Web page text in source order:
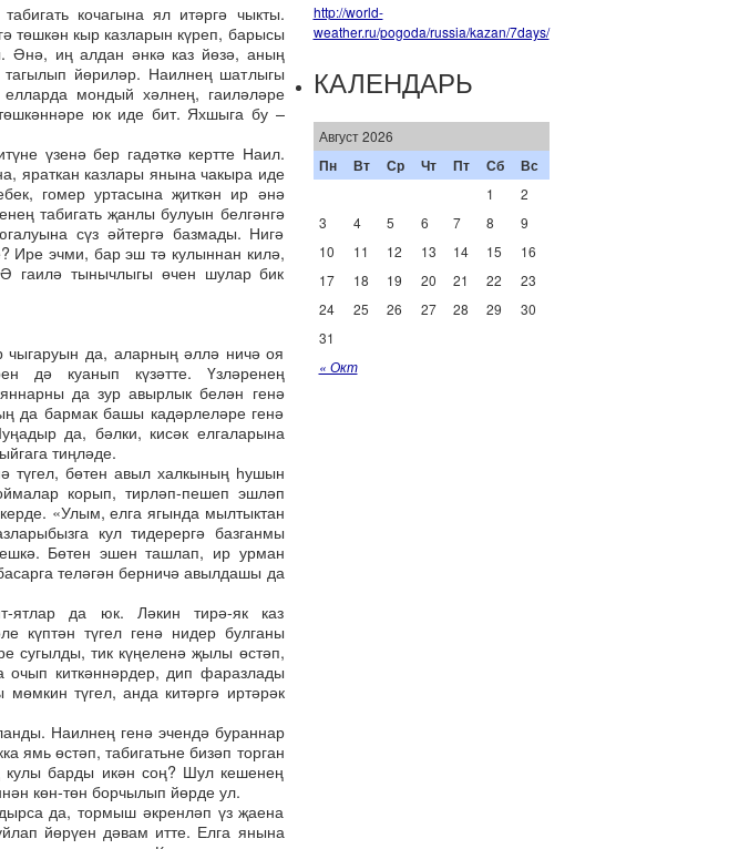
кочагына ял итәргә чыкты.
төшкән кыр казларын күреп, барысы
Әнә, иң алдан әнкә каз йөзә, аның
йөриләр. Наилнең шатлыгы
мондый хәлнең, гаиләләре
юк иде бит. Яхшыга бу –
үзенә бер гадәткә кертте Наил.
яраткан казлары янына чакыра иде
гомер уртасына җиткән ир әнә
табигать җанлы булуын белгәнгә
сүз әйтергә базмады. Нигә
Ире эчми, бар эш тә кулыннан килә,
гаилә тынычлыгы өчен шулар бик
чыгаруын да, аларның әллә ничә оя
дә куанып күзәтте. Үзләренең
да зур авырлык белән генә
да бармак башы кадәрлеләре генә
да, бәлки, кисәк елгаларына
тиңләде.
түгел, бөтен авыл халкының һушын
корып, тирләп-пешеп эшләп
«Улым, елга ягында мылтыктан
кул тидерергә базганмы
Бөтен эшен ташлап, ир урман
теләгән берничә авылдашы да
ятлар да юк. Ләкин тирә-як каз
күптән түгел генә нидер булганы
сугылды, тик күңеленә җылы өстәп,
киткәннәрдер, дип фаразлады
түгел, анда китәргә иртәрәк
Наилнең генә эчендә бураннар
ямь өстәп, табигатьне бизәп торган
кулы барды икән соң? Шул кешенең
көн-төн борчылып йөрде ул.
да, тормыш әкренләп үз җаена
йөрүен дәвам итте. Елга янына
http://world-
weather.ru/pogoda/russia/kazan/7days/
КАЛЕНДАРЬ
Август 2026
Пн Вт Ср Чт Пт Сб Вс
« Окт
1
2
3
4 5 6 7 8
9
10
11 12 13 14 15
16
17
18 19 20 21 22
23
24
25 26 27 28 29
30
31